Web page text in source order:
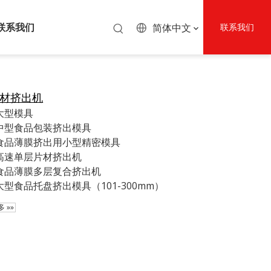
系我们 简体中文 联系我们
挤出机
型模具
型食品包装挤出模具
品薄膜挤出用小型精密模具
速单层片材挤出机
品薄膜多层复合挤出机
型食品托盘挤出模具（101-300mm）
»»